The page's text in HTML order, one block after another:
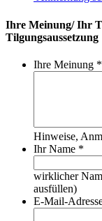
Ihre Meinung/ Ihr
Tilgungsaussetzung
Ihre Meinung *
Hinweise,
Ihr Name *
wirklicher
ausfüllen)
E-Mail-